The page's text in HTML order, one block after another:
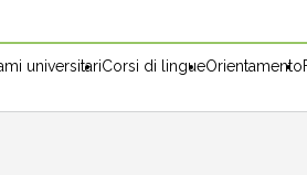
universitariCorsi di lingueOrientamento